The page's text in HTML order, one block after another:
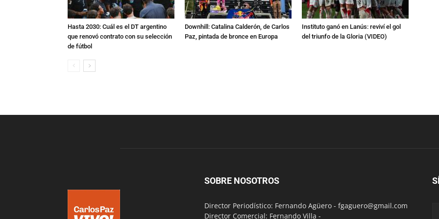
Hasta 2030: Cuál es el DT argentino
que renovó contrato con su selección
de fútbol
Downhill: Catalina Calderón, de Carlos
Paz, pintada de bronce en Europa
Instituto ganó en Lanús: reviví el gol
del triunfo de la Gloria (VIDEO)
SOBRE NOSOTROS
Director Periodístico: Fernando Agüero - fgaguero@gmail.com
Director Comercial: Fernando Villa -